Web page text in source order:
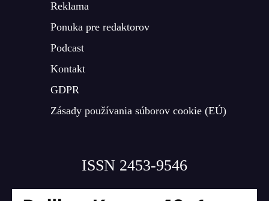
Reklama
Ponuka pre redaktorov
Podcast
Kontakt
GDPR
Zásady používania súborov cookie (EÚ)
ISSN 2453-9546